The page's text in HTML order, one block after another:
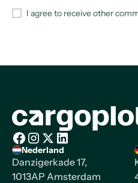
I agree to receive other
Homepage
Facebook
Instagram
X/Twitter
LinkedIn
Nederland
Danzigerkade 17,
1013AP Amsterdam